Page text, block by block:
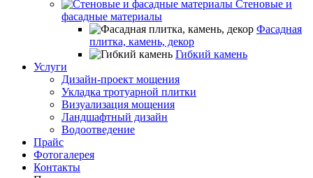
Стеновые и
фасадные материалы
Фасадная
плитка, камень, декор
Гибкий камень
Услуги
Дизайн-проект мощения
Укладка тротуарной плитки
Визуализация мощения
Ландшафтный дизайн
Водоотведение
Прайс
Фотогалерея
Контакты